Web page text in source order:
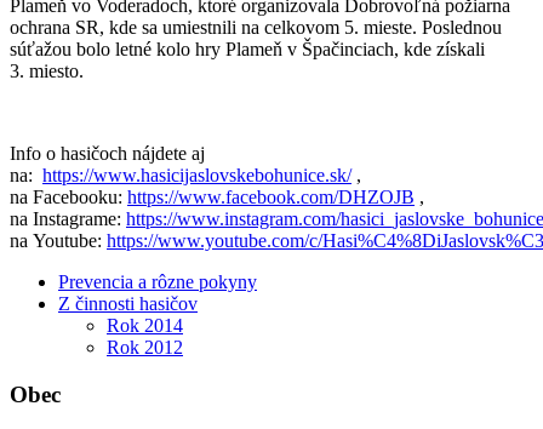
Plameň vo Voderadoch, ktoré organizovala Dobrovoľná požiarna
ochrana SR, kde sa umiestnili na celkovom 5. mieste. Poslednou
súťažou bolo letné kolo hry Plameň v Špačinciach, kde získali
3. miesto.
Info o hasičoch nájdete aj
na: https://www.hasicijaslovskebohunice.sk/,
na Facebooku: https://www.facebook.com/DHZOJB ,
na Instagrame: https://www.instagram.com/
na Youtube: https://www.youtube.com/c/
Prevencia a rôzne pokyny
Z činnosti hasičov
Rok 2014
Rok 2012
Obec